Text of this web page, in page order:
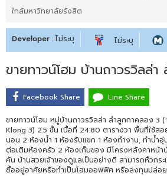
ใกล้มหาวิทยาลัยรังสิต
Developer : ไม่ระบุ ไม่ระบุ
ขายทาวน์โฮม บ้านถาวรวิลล่
Facebook Share Line Share
ขายทาวน์โฮม หมู่บ้านถาวรวิลล่า ลำลูกกาคลอง 3
Klong 3) 2.5 ชั้น เนื้อที่ 24.80 ตารางวา พื้นที่ใช้ส
นอน 2 ห้องน้ำ 1 ห้องรับแขก 1 ห้องทำงาน, ทำน้ำอุ่
ต่อเติมห้องครัว 2 ห้องเก็บของ มีโครงหลังคาหน้า
คัน บ้านสวยเจ้าของดูแลเป็นอย่างดี สามารถหิ้วกระเ
ซื้ออยู่อาศัยหรือทำเป็นโฮมออฟฟิศ หรือลงทุนปล่อย